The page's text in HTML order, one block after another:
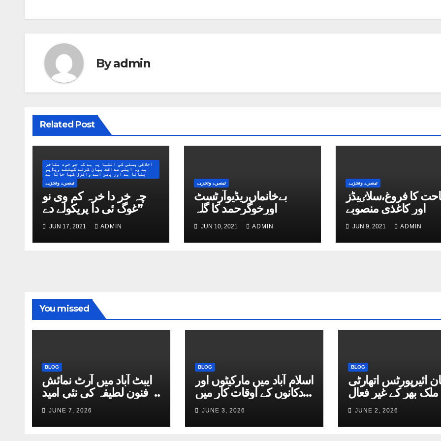
Byadmin
Related Post
اخلاقی پستی کی انتہا یہ ہے کہ جو خود متاثر
ہے وہ اپنی صداقت بیان کرنے کیلئے ویڈیو
بناتا ہے اور پھر اسے وائرل کیا جاتا ہے
تبصرے وتجزیے
چہ خر دا خرہ کم وی نو
غوگ ئی دا پریکولے دے”
JUN 17, 2021 ADMIN
تبصرے وتجزیے
بےخانماں‌ریڈیوآرٹسٹ
اورخوگرحمد کا گلہ
JUN 10, 2021 ADMIN
تبصرے وتجزیے
کا فروغ،سلاٸیڈز
اور کاغذی منصوبے
JUN 9, 2021 ADMIN
You missed
BLOG
ایبٹ آباد میں آرٹ نمائش
نے فنونِ لطیفہ کی نئی امید
جگا دی
JUNE 7, 2026
BLOG
اسلام آباد میں مارکیٹوں اور
دکانوں کے اوقات کار میں
توسیع
JUNE 3, 2026
BLOG
ائیرپورٹس اتھارٹی
ملک بھر کے غیر فعال
فعال کرنےکا
فیصلہ
JUNE 2, 2026